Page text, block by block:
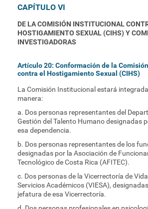
CAPÍTULO VI
DE LA COMISIÓN INSTITUCIONAL
HOSTIGAMIENTO SEXUAL (CIHS) Y
INVESTIGADORAS
Artículo 20: Conformación de la
contra el Hostigamiento Sexual (CIHS)
La Comisión Institucional estará
manera:
a. Dos personas representantes del
Gestión del Talento Humano designadas
esa dependencia.
b. Dos personas representantes de los
designadas por la Asociación de
Tecnológico de Costa Rica (AFITEC).
c. Dos personas de la Vicerrectoría de
Servicios Académicos (VIESA),
jefatura de esa Vicerrectoría.